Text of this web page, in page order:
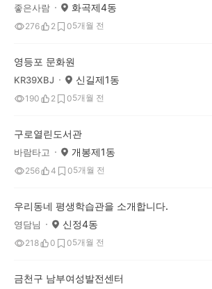
좋은사람 화곡제4동
276 2 05개월 전
영등포 문화원
KR39XBJ 신길제1동
190 2 05개월 전
구로열린도서관
바람타고 개봉제1동
256 4 05개월 전
우리동네 평생학습관을 소개합니다.
영담님 신정4동
218 0 05개월 전
금천구 남부여성발전센터